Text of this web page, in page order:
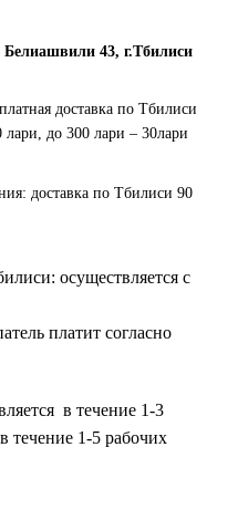
43, г.Тбилиси
доставка по Тбилиси
до 300 лари – 30лари
доставка по Тбилиси 90
осуществляется с
платит согласно
в течение 1-3
течение 1-5 рабочих